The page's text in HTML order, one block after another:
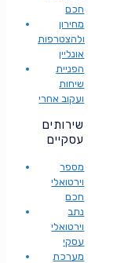
חכם
מחירון
ולהצטרפות
אונליין
הפניית
שיחות
ועקוב אחרי
שירותים
עסקיים
מספר
וירטואלי
חכם
נתב
וירטואלי
עסקי
מערכת